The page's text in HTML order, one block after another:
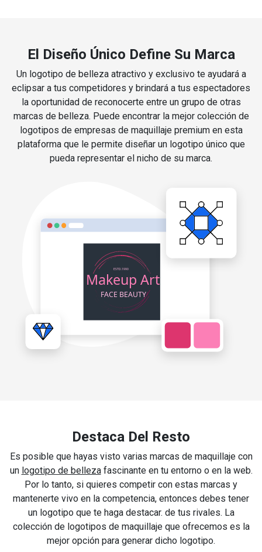
El Diseño Único Define Su Marca
Un logotipo de belleza atractivo y exclusivo te ayudará a
eclipsar a tus competidores y brindará a tus espectadores
la oportunidad de reconocerte entre un grupo de otras
marcas de belleza. Puede encontrar la mejor colección de
logotipos de empresas de maquillaje premium en esta
plataforma que le permite diseñar un logotipo único que
pueda representar el nicho de su marca.
Destaca Del Resto
Es posible que hayas visto varias marcas de maquillaje con
un logotipo de bellezafascinante en tu entorno o en la web.
Por lo tanto, si quieres competir con estas marcas y
mantenerte vivo en la competencia, entonces debes tener
un logotipo que te haga destacar. de tus rivales. La
colección de logotipos de maquillaje que ofrecemos es la
mejor opción para generar dicho logotipo.